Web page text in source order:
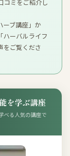
コミをご紹介し
ーブ講座」か
ハーバルライフ
をご覧くださ
を学ぶ講座
べる人気の講座で